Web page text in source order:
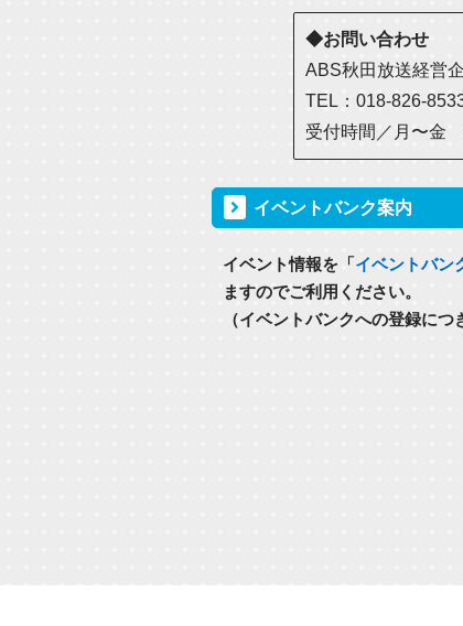
◆お問い合わせ
ABS秋田放送経営
TEL：018-826-
受付時間／月〜金
イベントバンク案内
イベント情報を「イベントバン
ますのでご利用ください。
（イベントバンクへの登録に